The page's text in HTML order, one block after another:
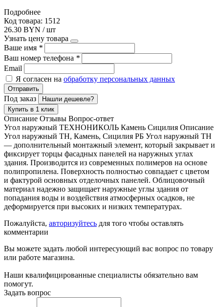
Подробнее
Код товара: 1512
26.30 BYN / шт
Узнать цену товара
Ваше имя *
Ваш номер телефона *
Email
Я согласен на обработку персональных данных
Отправить
Под заказ
Нашли дешевле?
Купить в 1 клик
Описание Отзывы Вопрос-ответ
Угол наружный ТЕХНОНИКОЛЬ Камень Сицилия Описание
Угол наружный ТН, Камень, Сицилия РБ Угол наружный ТН
— дополнительный монтажный элемент, который закрывает и
фиксирует торцы фасадных панелей на наружных углах
здания. Производится из современных полимеров на основе
полипропилена. Поверхность полностью совпадает с цветом
и фактурой основных отделочных панелей. Облицовочный
материал надежно защищает наружные углы здания от
попадания воды и воздействия атмосферных осадков, не
деформируется при высоких и низких температурах.
Пожалуйста, авторизуйтесь для того чтобы оставлять
комментарии
Вы можете задать любой интересующий вас вопрос по товару
или работе магазина.
Наши квалифицированные специалисты обязательно вам
помогут.
Задать вопрос